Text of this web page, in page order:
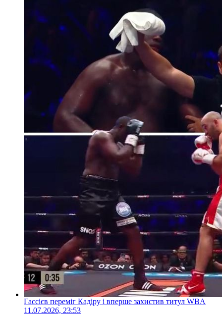
Гассієв переміг Кадіру і вперше захистив титул WBA
11.07.2026, 23:53